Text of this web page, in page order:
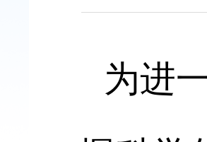
为进